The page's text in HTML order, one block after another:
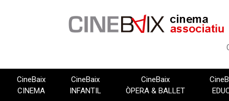
CineBaix
CINEMA
CineBaix
INFANTIL
CineBaix
ÒPERA & BALLET